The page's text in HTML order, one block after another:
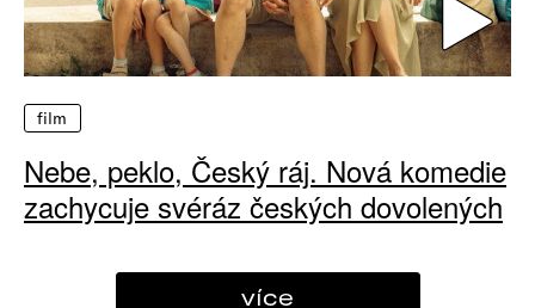
film
Nebe, peklo, Český ráj. Nová komedie
zachycuje svéráz českých dovolených
více